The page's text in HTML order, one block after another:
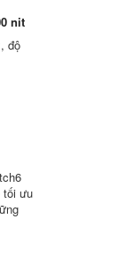
nit
độ
tối ưu